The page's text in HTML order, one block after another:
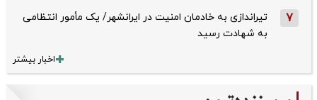
7
تیراندازی به خادمان امنیت در ایرانشهر/ یک مأمور انتظامی
به شهادت رسید
اخبار بیشتر